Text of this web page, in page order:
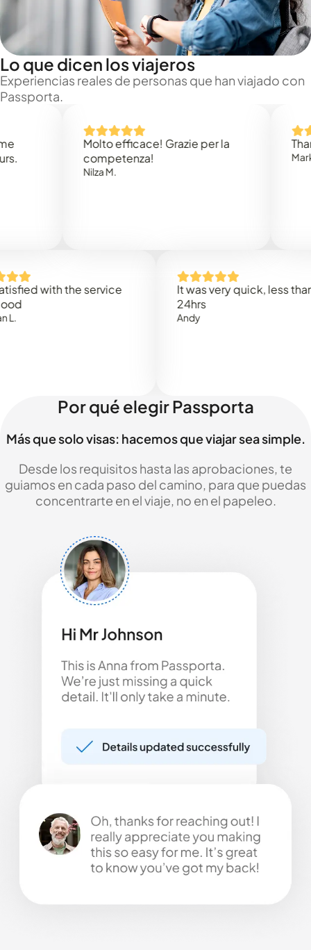
Lo que dicen los viajeros
Experiencias reales de personas que han viajado con
Passporta.
Molto efficace! Grazie per la
competenza!
Nilza M.
Thank
Mark N.
with the service
It was very quick, less than
Por qué elegir Passporta
Más que solo visas: hacemos que viajar sea simple.
Desde los requisitos hasta las aprobaciones, te
guiamos en cada paso del camino, para que puedas
concentrarte en el viaje, no en el papeleo.